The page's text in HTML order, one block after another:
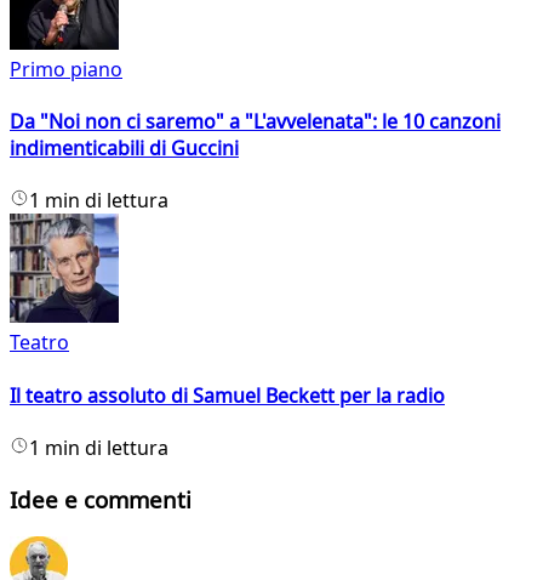
Primo piano
Da "Noi non ci saremo" a "L'avvelenata": le 10 canzoni
indimenticabili di Guccini
1 min di lettura
Teatro
Il teatro assoluto di Samuel Beckett per la radio
1 min di lettura
Idee e commenti